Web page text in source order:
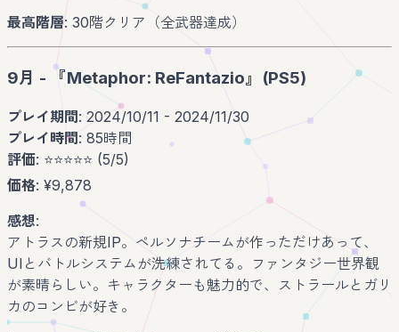
最高階層: 30階クリア（全武器達成）
9月 - 『Metaphor: ReFantazio』(PS5)
プレイ期間 : 2024/10/11 - 2024/11/30
プレイ時間 : 85時間
評価: ⭐️⭐️⭐️⭐️⭐️ (5/5)
価格: ¥9,878
感想:
アトラスの新規IP。ペルソナチームが作っただけあって、
UIとバトルシステムが洗練されてる。ファンタジー世界観
が素晴らしい。キャラクターも魅力的で、ストラールとガリ
カのコンビが好き。